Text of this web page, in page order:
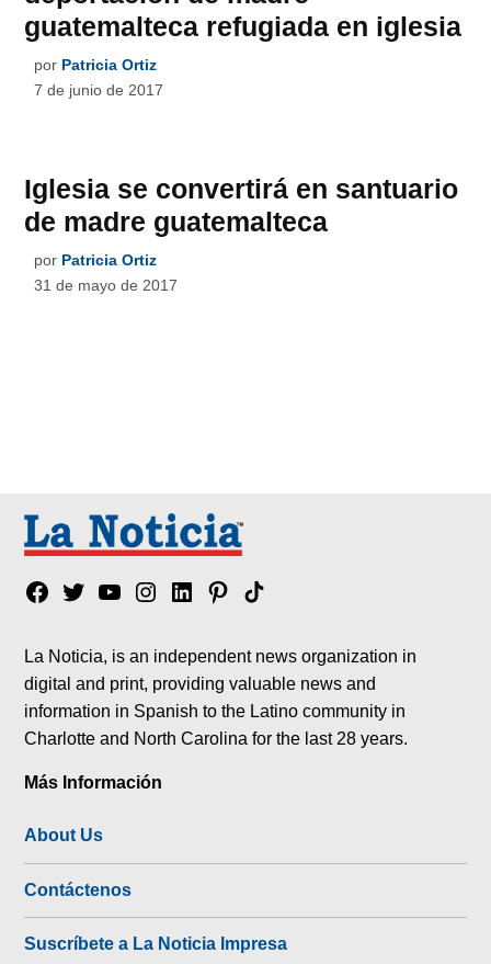
guatemalteca refugiada en iglesia
por Patricia Ortiz
7 de junio de 2017
Iglesia se convertirá en santuario
de madre guatemalteca
por Patricia Ortiz
31 de mayo de 2017
Facebook
TwitterYouTubeInstagram
LinkedinPinterest
Tik
La Noticia, is an independent news organization in
digital and print, providing valuable news and
information in Spanish to the Latino community in
Charlotte and North Carolina for the last 28 years.
Más Información
About Us
Contáctenos
Suscríbete a La Noticia Impresa